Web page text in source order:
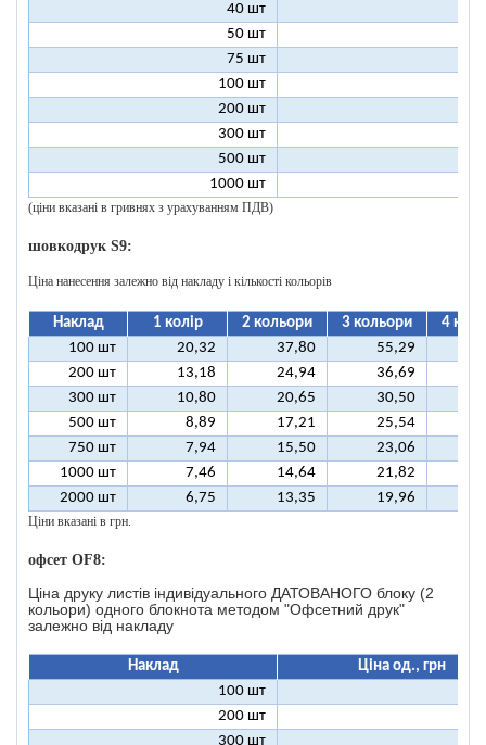
40 шт
50 шт
75 шт
100 шт
200 шт
300 шт
500 шт
1000 шт
(ціни вказані в гривнях з урахуванням ПДВ)
шовкодрук S9:
Ціна нанесення залежно від накладу і кількості кольорів
Наклад 1 колір 2 кольори 3 кольори
4
100 шт
20,32 37,80 55,29
200 шт
13,18 24,94 36,69
300 шт
10,80 20,65 30,50
500 шт
8,89 17,21 25,54
750 шт
7,94 15,50 23,06
1000 шт
7,46 14,64 21,82
2000 шт
6,75 13,35 19,96
Ціни вказані в грн.
офсет OF8:
Ціна друку листів індивідуального ДАТОВАНОГО блоку (2
кольори) одного блокнота методом "Офсетний друк"
залежно від накладу
Наклад
Ціна од., грн
100 шт
200 шт
300 шт